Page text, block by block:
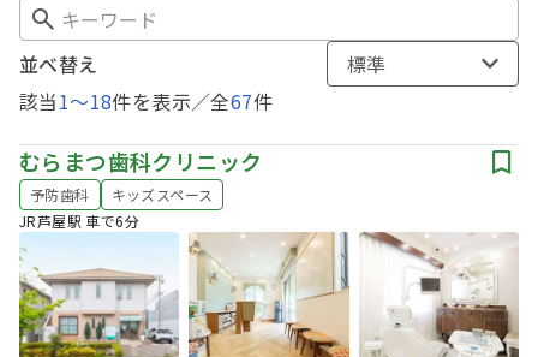
該当1〜18件を表示／全67件
並べ替え 標準
むらまつ歯科クリニック
予防歯科
キッズスペース
JR芦屋駅 車で6分